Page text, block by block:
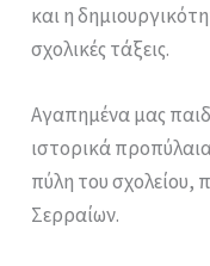
και η
σχολικές τάξεις.
Αγαπημένα μας
ιστορικά
πύλη του σχολείου,
Σερραίων.